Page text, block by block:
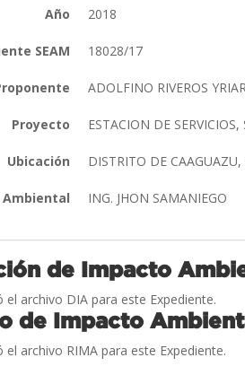
Año 2018
SEAM 18028/17
ADOLFINO RIVEROS
Proyecto ESTACION DE
Ubicación DISTRITO DE
ING. JHON SAMANIEGO
de Impacto
archivo DIA para este Expediente.
de Impacto
archivo RIMA para este Expediente.